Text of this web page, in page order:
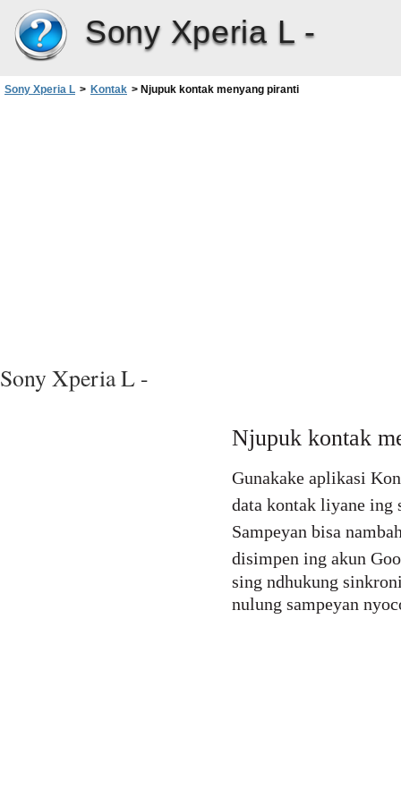
Sony Xperia L -
Sony Xperia L > Kontak > Njupuk kontak menyang piranti
Sony Xperia L -
Njupuk kontak
Gunakake aplikasi
data kontak liyane ing
Sampeyan bisa
disimpen ing akun
sing ndhukung
nulung sampeyan